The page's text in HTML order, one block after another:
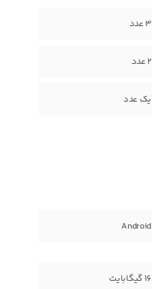
۳ عدد
2 عدد
یک عدد
Android
16 گیگابایت